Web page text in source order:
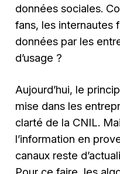
données sociales.
fans, les internautes
données par les
d’usage ?
Aujourd’hui, le
mise dans les
clarté de la CNIL.
l’information en
canaux reste